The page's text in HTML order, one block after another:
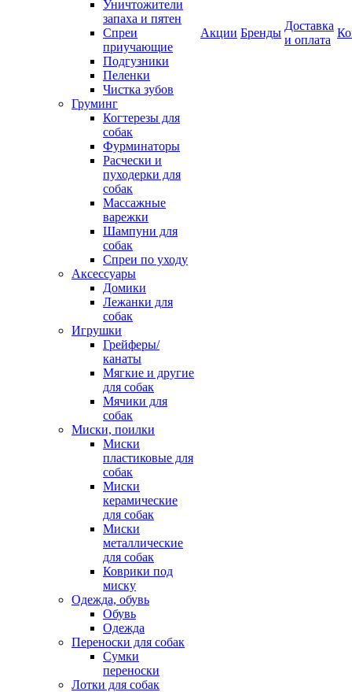
Уничтожители
запаха и пятен
Спреи
приучающие
Подгузники
Пеленки
Чистка зубов
Груминг
Когтерезы для
собак
Фурминаторы
Расчески и
пуходерки для
собак
Массажные
варежки
Шампуни для
собак
Спреи по уходу
Аксессуары
Домики
Лежанки для
собак
Игрушки
Грейферы/
канаты
Мягкие и другие
для собак
Мячики для
собак
Миски, поилки
Миски
пластиковые для
собак
Миски
керамические
для собак
Миски
металлические
для собак
Коврики под
миску
Одежда, обувь
Обувь
Одежда
Переноски для собак
Сумки
переноски
Лотки для собак
Акции Бренды
Доставка
и оплата